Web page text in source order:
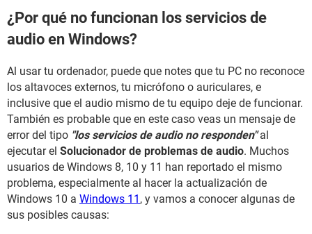
¿Por qué no funcionan los servicios de
audio en Windows?
Al usar tu ordenador, puede que notes que tu PC no reconoce
los altavoces externos, tu micrófono o auriculares, e
inclusive que el audio mismo de tu equipo deje de funcionar.
También es probable que en este caso veas un mensaje de
error del tipo "los servicios de audio no responden"al
ejecutar el Solucionador de problemas de audio. Muchos
usuarios de Windows 8, 10 y 11 han reportado el mismo
problema, especialmente al hacer la actualización de
Windows 10 a Windows 11 , y vamos a conocer algunas de
sus posibles causas: